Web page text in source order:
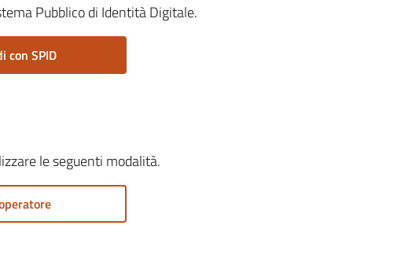
Pubblico di Identità Digitale.
con SPID
le seguenti modalità.